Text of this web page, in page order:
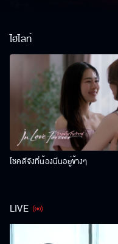
ไฮไลท์
โชคดีจังที่น้องนีนอยู่ข้างๆ
LIVE